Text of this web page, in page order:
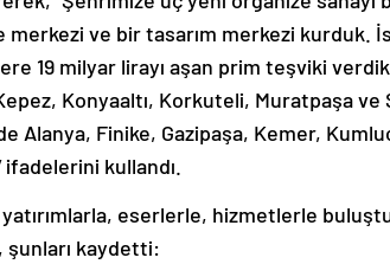
ve bir tasarım merkezi kurduk.
19 milyar lirayı aşan prim teşviki
Konyaaltı, Korkuteli, Muratpaşa ve
Alanya, Finike, Gazipaşa, Kemer,
ifadelerini kullandı.
kaydetti: